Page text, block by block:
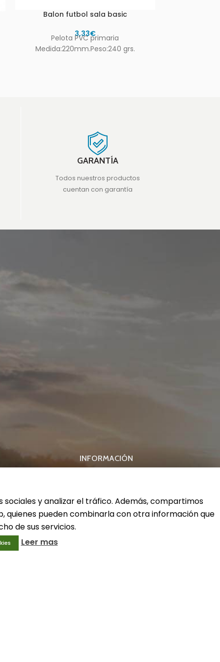
Balon futbol sala basic
3,33€
Pelota PVC primaria
Medida:220mm.Peso:240 grs.
GARANTÍA
Todos nuestros productos
cuentan con garantía
INFORMACIÓN
Política de privacidad
Política de cookies
sociales y analizar el tráfico. Además, compartimos
quienes pueden combinarla con otra información que
de sus servicios.
Leer mas